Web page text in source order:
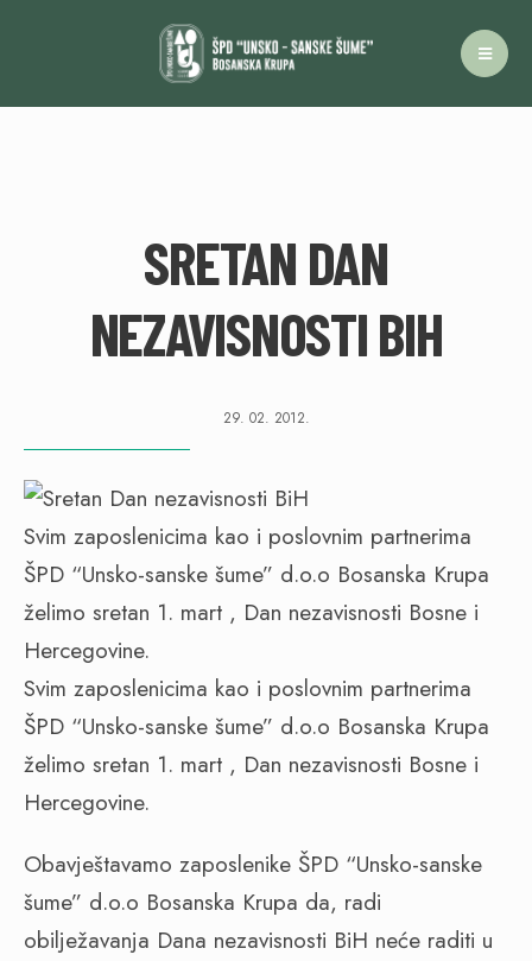
SRETAN DAN
NEZAVISNOSTI BIH
29. 02. 2012.
Svim zaposlenicima kao i poslovnim partnerima
ŠPD “Unsko-sanske šume” d.o.o Bosanska Krupa
želimo sretan 1. mart , Dan nezavisnosti Bosne i
Hercegovine.
Svim zaposlenicima kao i poslovnim partnerima
ŠPD “Unsko-sanske šume” d.o.o Bosanska Krupa
želimo sretan 1. mart , Dan nezavisnosti Bosne i
Hercegovine.
Obavještavamo zaposlenike ŠPD “Unsko-sanske
šume” d.o.o Bosanska Krupa da, radi
obilježavanja Dana nezavisnosti BiH neće raditi u